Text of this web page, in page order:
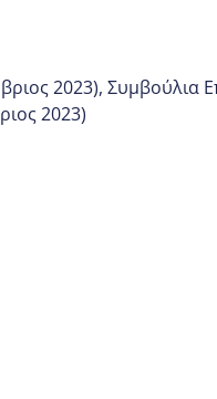
2023), Συμβούλια
2023)